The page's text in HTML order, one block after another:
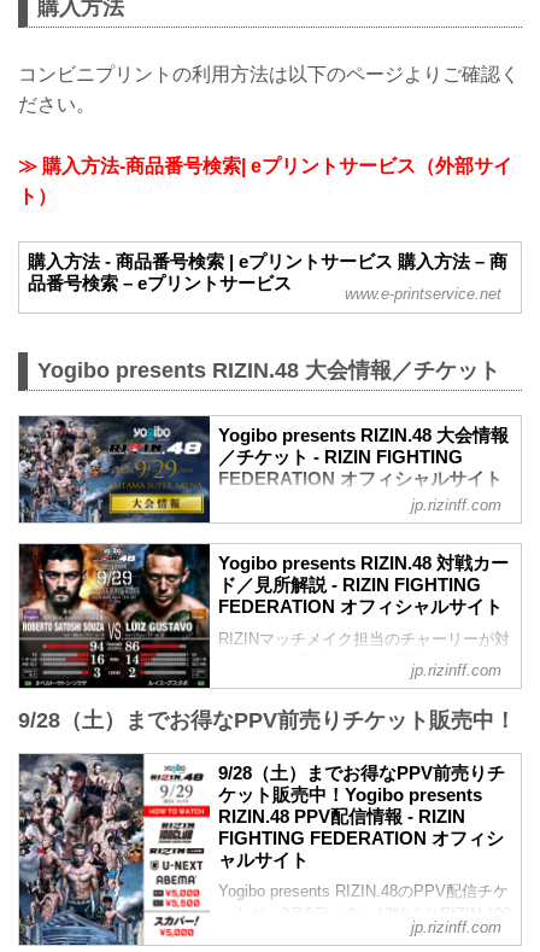
購入方法
コンビニプリントの利用方法は以下のページよりご確認く
ださい。
≫ 購入方法-商品番号検索| eプリントサービス（外部サイ
ト）
購入方法 - 商品番号検索 | eプリントサービス 購入方法 – 商
品番号検索 – eプリントサービス
www.e-printservice.net
Yogibo presents RIZIN.48 大会情報／チケット
Yogibo presents RIZIN.48 大会情報
／チケット - RIZIN FIGHTING
FEDERATION オフィシャルサイト
のお知らせ
演出上の変更により、車いす席の券種がS
席→A席に変更となりました。
客様には差額をご返金いたします。大会
当日12:00～18:00までにＡゲートに設置
予定の返金受付窓口にてお手続きをお願
いいたします。返金手続きに関しまして
だきます。
MOVIE
- YouTube
youtu.be
Yogibo presents RIZIN.48 大会概要
2...
jp.rizinff.com
Yogibo presents RIZIN.48 対戦カー
ド／見所解説 - RIZIN FIGHTING
FEDERATION オフィシャルサイト
RIZINマッチメイク担当のチャーリーが対
戦カードの見所を紹介！選手のバッグボ
ーンやストロングポイントを把握すれ
ば、試合観戦がもっと楽しくなる！観戦
前に是非チェックしておこう！
試合順
第11試合／ホベルト・サトシ・ソウザ
vs. ルイス・グスタボ
ライト級タイトルマッチ
RIZIN MMAルール：5分3R（71.0kg）
ホベルト・サトシ・ソウザ vs. ルイス・
グスタボ
ホベルト・サトシ・ソウザ
柔術 | サブミッション | グラウンドコント
jp.rizinff.com
9/28（土）までお得なPPV前売りチケット販売中！
9/28（土）までお得なPPV前売りチ
ケット販売中！Yogibo presents
RIZIN.48 PPV配信情報 - RIZIN
FIGHTING FEDERATION オフィシ
ャルサイト
Yogibo presents RIZIN.48のPPV配信チケ
ットが、9月6日（金）12時よりRIZIN 100
CLUB、ABEMA、U-NEXT、RIZIN
jp.rizinff.com